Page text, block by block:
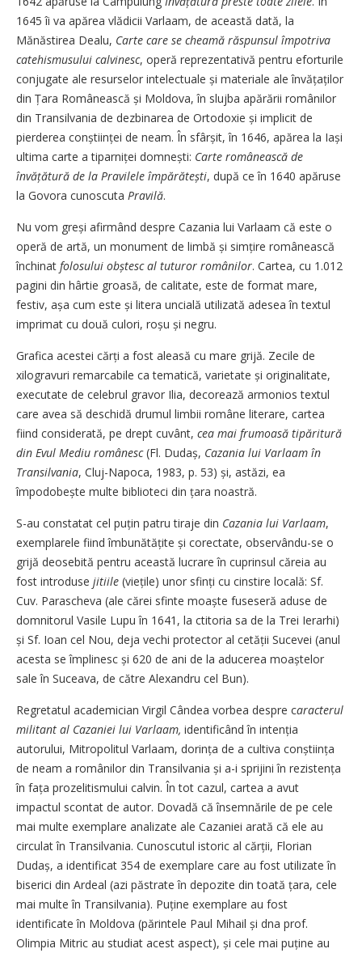
1645 îi va apărea vlădicii Varlaam, de această dată, la
Mănăstirea Dealu, Carte care se cheamă răspunsul împotriva
catehismusului calvinesc, operă reprezentativă pentru eforturile
conjugate ale resurselor intelectuale și materiale ale învățaților
din Țara Românească și Moldova, în slujba apărării românilor
din Transilvania de dezbinarea de Ortodoxie și implicit de
pierderea conștiinței de neam. În sfârșit, în 1646, apărea la Iași
ultima carte a tiparniței domnești: Carte românească de
învățătură de la Pravilele împărătești, după ce în 1640 apăruse
la Govora cunoscuta Pravilă.
Nu vom greși afirmând despre Cazania lui Varlaam că este o
operă de artă, un monument de limbă și simțire românească
închinat folosului obștesc al tuturor românilor. Cartea, cu 1.012
pagini din hârtie groasă, de calitate, este de format mare,
festiv, așa cum este și litera uncială utilizată adesea în textul
imprimat cu două culori, roșu și negru.
Grafica acestei cărți a fost aleasă cu mare grijă. Zecile de
xilogravuri remarcabile ca tematică, varietate și originalitate,
executate de celebrul gravor Ilia, decorează armonios textul
care avea să deschidă drumul limbii române literare, cartea
fiind considerată, pe drept cuvânt, cea mai frumoasă tipăritură
din Evul Mediu românesc(Fl. Dudaș, Cazania lui Varlaam în
Transilvania, Cluj-Napoca, 1983, p. 53) și, astăzi, ea
împodobește multe biblioteci din țara noastră.
S-au constatat cel puțin patru tiraje din Cazania lui Varlaam,
exemplarele fiind îmbunătățite și corectate, observându-se o
grijă deosebită pentru această lucrare în cuprinsul căreia au
fost introduse jitiile (viețile) unor sfinți cu cinstire locală: Sf.
Cuv. Parascheva (ale cărei sfinte moaște fuseseră aduse de
domnitorul Vasile Lupu în 1641, la ctitoria sa de la Trei Ierarhi)
și Sf. Ioan cel Nou, deja vechi protector al cetății Sucevei (anul
acesta se împlinesc și 620 de ani de la aducerea moaș­telor
sale în Suceava, de către Alexandru cel Bun).
Regretatul academician Virgil Cândea vorbea despre caracterul
militant al Cazaniei lui Varlaam, identificând în intenția
autorului, Mitropolitul Varlaam, dorința de a cultiva conștiința
de neam a românilor din Transilvania și a-i sprijini în rezistența
în fața prozelitismului calvin. În tot cazul, cartea a avut
impactul scontat de autor. Dovadă că însemnările de pe cele
mai multe exemplare analizate ale Cazaniei arată că ele au
circulat în Transilvania. Cunoscutul istoric al cărții, Florian
Dudaș, a identificat 354 de exemplare care au fost utilizate în
biserici din Ardeal (azi păstrate în depozite din toată țara, cele
mai multe în Transilvania). Puține exemplare au fost
identificate în Moldova (părintele Paul Mihail și dna prof.
Olimpia Mitric au studiat acest aspect), și cele mai puține au